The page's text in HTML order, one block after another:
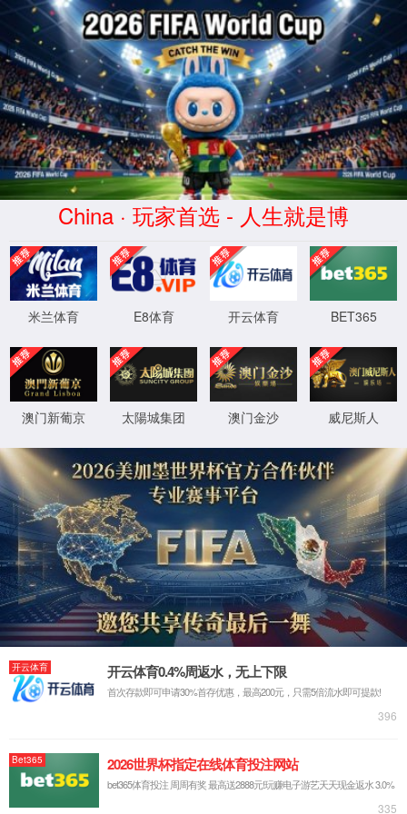
js4399金沙线(集团)有限公司|主
页欢迎您
抱歉，您的访问疑似攻击请求，已被系统自动拦截，如为误封请
联系客服。
XML 地图